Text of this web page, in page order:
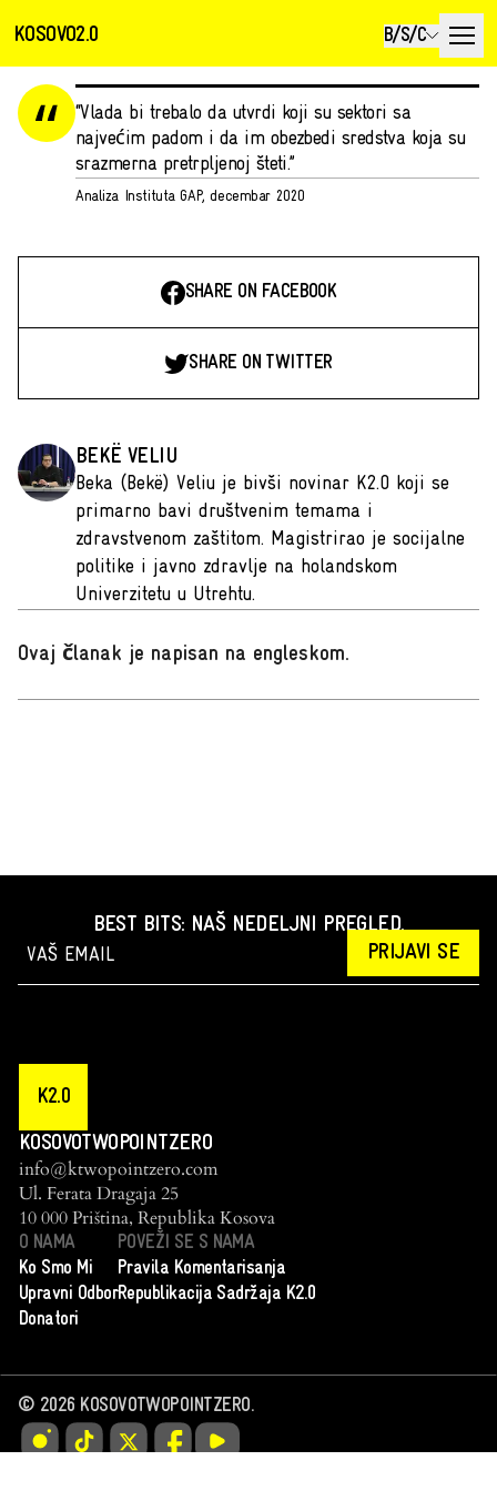
KOSOVO2.0 B/S/C
“Vlada bi trebalo da utvrdi koji su sektori sa
najvećim padom i da im obezbedi sredstva koja su
srazmerna pretrpljenoj šteti.”
Analiza Instituta GAP, decembar 2020
SHARE ON FACEBOOK
SHARE ON TWITTER
BEKË VELIU
Beka (Bekë) Veliu je bivši novinar K2.0 koji se
primarno bavi društvenim temama i
zdravstvenom zaštitom. Magistrirao je socijalne
politike i javno zdravlje na holandskom
Univerzitetu u Utrehtu.
Ovaj članak je napisan na engleskom.
BEST BITS: NAŠ NEDELJNI PREGLED.
PRIJAVI SE
K2.0
KOSOVOTWOPOINTZERO
info@ktwopointzero.com
Ul. Ferata Dragaja 25
10 000 Priština, Republika Kosova
O NAMA
Ko Smo Mi
Upravni Odbor
Donatori
POVEŽI SE S NAMA
Pravila Komentarisanja
Republikacija Sadržaja K2.0
© 2026KOSOVOTWOPOINTZERO.